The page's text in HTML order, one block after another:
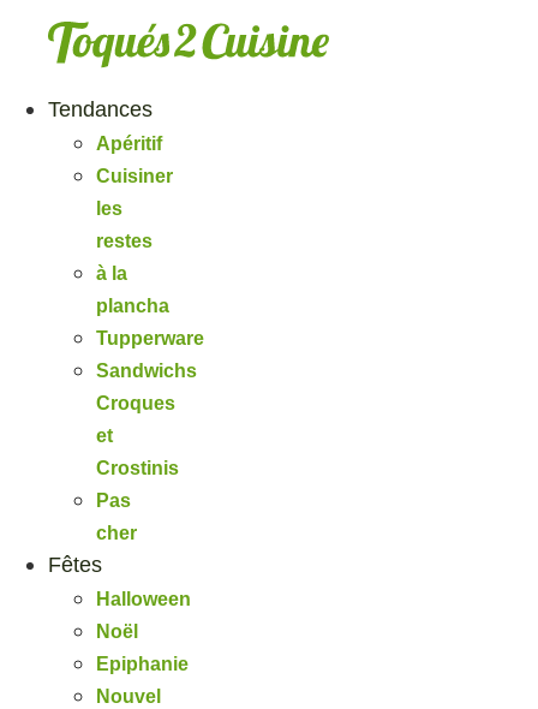
Tendances
Apéritif
Cuisiner
les
restes
à la
plancha
Tupperware
Sandwichs
Croques
et
Crostinis
Pas
cher
Fêtes
Halloween
Noël
Epiphanie
Nouvel